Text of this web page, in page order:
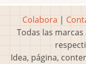
Colabora |
Todas las
Idea, página,